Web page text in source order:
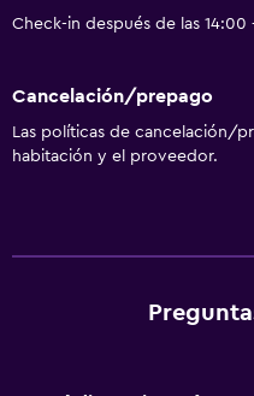
Check-in después de las
Cancelación/prepago
Las políticas de cancelación/
habitación y el proveedor.